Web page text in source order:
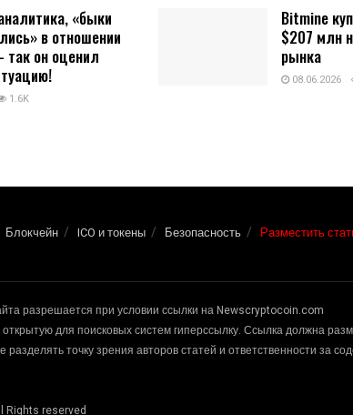
«быки
в отношении
он оценил
1.6K
Bitmine
$207 млн
рынка
08.06.2026
Блокчейн ICO и токены Безопасность Разместить
разрешается при условии ссылки на Newscryptocoin.com
для поисковых систем гиперссылку. Ссылка должна
точку зрения авторов статей и ответственности за
Rights reserved